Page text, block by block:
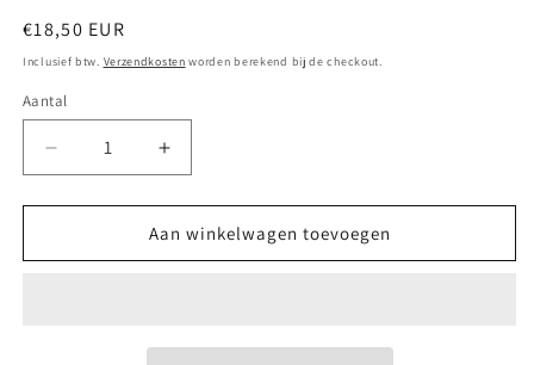
Normale
prijs
€18,50 EUR
Inclusief btw. Verzendkosten worden berekend bij de checkout.
Aantal
Aantal
verlagen
voor
Poopbag/Bagcharm
Aantal
verhogen
voor
Poopbag/Bagcharm
Aan winkelwagen toevoegen